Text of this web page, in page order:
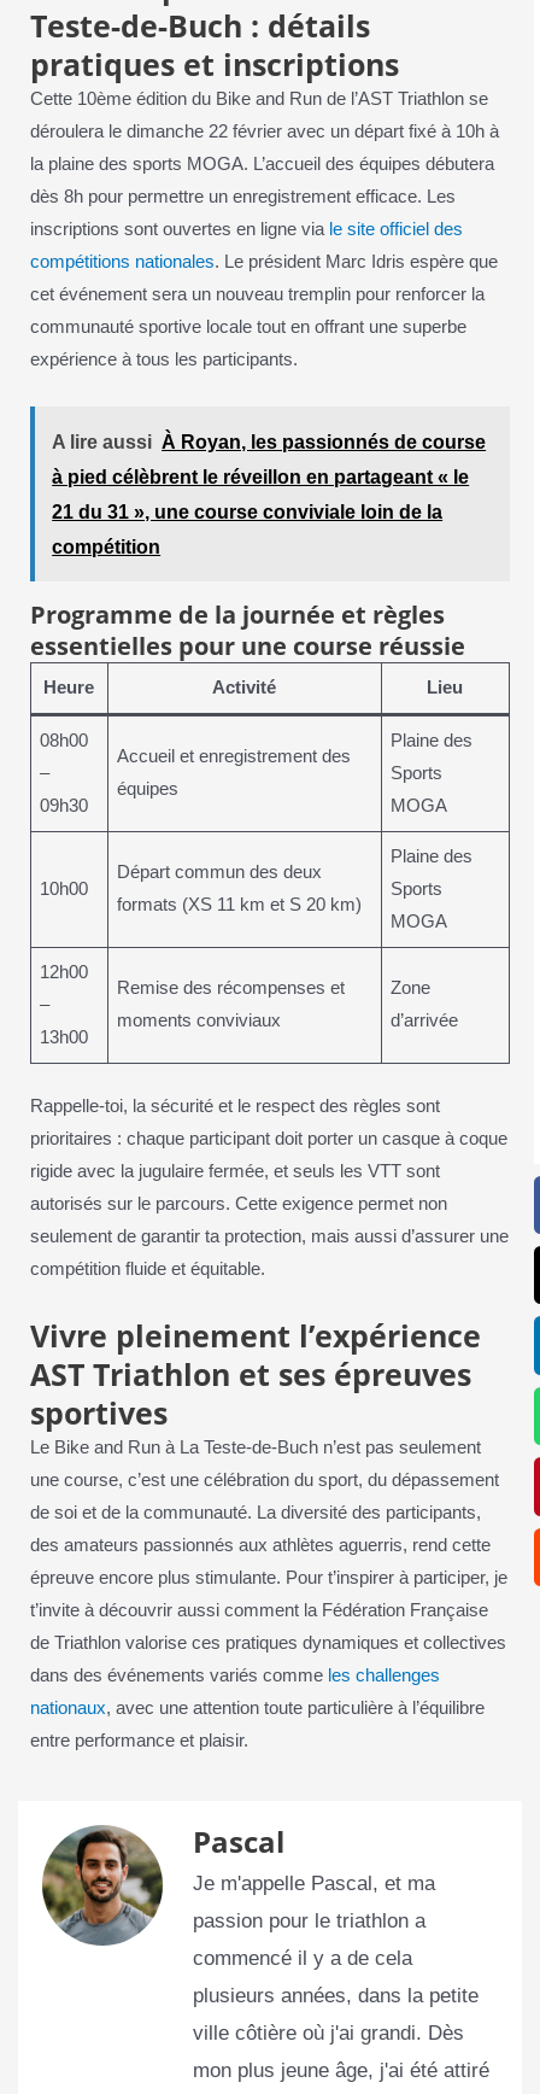
Teste-de-Buch : détails
pratiques et inscriptions
Cette 10ème édition du Bike and Run de l’AST Triathlon se
déroulera le dimanche 22 février avec un départ fixé à 10h à
la plaine des sports MOGA. L’accueil des équipes débutera
dès 8h pour permettre un enregistrement efficace. Les
inscriptions sont ouvertes en ligne via le site officiel des
compétitions nationales. Le président Marc Idris espère que
cet événement sera un nouveau tremplin pour renforcer la
communauté sportive locale tout en offrant une superbe
expérience à tous les participants.
A lire aussi À Royan, les passionnés de course
à pied célèbrent le réveillon en partageant « le
21 du 31 », une course conviviale loin de la
compétition
Programme de la journée et règles
essentielles pour une course réussie
Heure Activité Lieu
08h00
–
09h30
Accueil et enregistrement des
équipes
Plaine des
Sports
MOGA
10h00
Départ commun des deux
formats (XS 11 km et S 20 km)
Plaine des
Sports
MOGA
12h00
–
13h00
Remise des récompenses et
moments conviviaux
Zone
d’arrivée
Rappelle-toi, la sécurité et le respect des règles sont
prioritaires : chaque participant doit porter un casque à coque
rigide avec la jugulaire fermée, et seuls les VTT sont
autorisés sur le parcours. Cette exigence permet non
seulement de garantir ta protection, mais aussi d’assurer une
compétition fluide et équitable.
Vivre pleinement l’expérience
AST Triathlon et ses épreuves
sportives
Le Bike and Run à La Teste-de-Buch n’est pas seulement
une course, c’est une célébration du sport, du dépassement
de soi et de la communauté. La diversité des participants,
des amateurs passionnés aux athlètes aguerris, rend cette
épreuve encore plus stimulante. Pour t’inspirer à participer, je
t’invite à découvrir aussi comment la Fédération Française
de Triathlon valorise ces pratiques dynamiques et collectives
dans des événements variés comme les challenges
nationaux, avec une attention toute particulière à l’équilibre
entre performance et plaisir.
Pascal
Je m'appelle Pascal, et ma
passion pour le triathlon a
commencé il y a de cela
plusieurs années, dans la petite
ville côtière où j'ai grandi. Dès
mon plus jeune âge, j'ai été attiré